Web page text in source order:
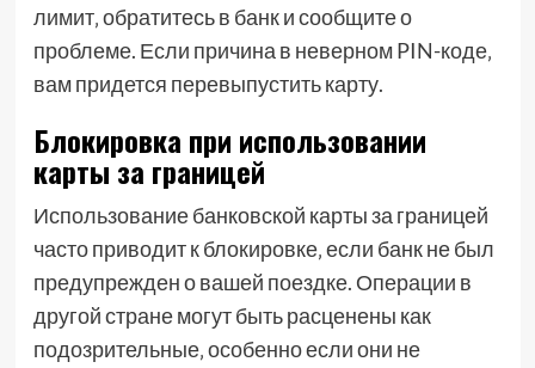
лимит‚ обратитесь в банк и сообщите о
проблеме. Если причина в неверном PIN-коде‚
вам придется перевыпустить карту.
Блокировка при использовании
карты за границей
Использование банковской карты за границей
часто приводит к блокировке‚ если банк не был
предупрежден о вашей поездке. Операции в
другой стране могут быть расценены как
подозрительные‚ особенно если они не